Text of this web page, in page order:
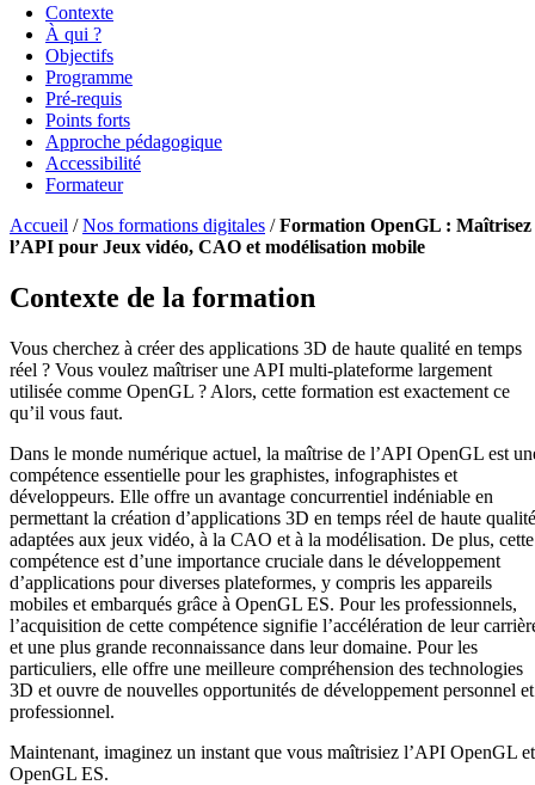
Contexte
À qui ?
Objectifs
Programme
Pré-requis
Points forts
Approche pédagogique
Accessibilité
Formateur
Accueil /Nos formations digitales /Formation OpenGL : Maîtrisez
l’API pour Jeux vidéo, CAO et modélisation mobile
Contexte de la formation
Vous cherchez à créer des applications 3D de haute qualité en temps
réel ? Vous voulez maîtriser une API multi-plateforme largement
utilisée comme OpenGL ? Alors, cette formation est exactement ce
qu’il vous faut.
Dans le monde numérique actuel, la maîtrise de l’API OpenGL est
compétence essentielle pour les graphistes, infographistes et
développeurs. Elle offre un avantage concurrentiel indéniable en
permettant la création d’applications 3D en temps réel de haute
adaptées aux jeux vidéo, à la CAO et à la modélisation. De plus, cette
compétence est d’une importance cruciale dans le développement
d’applications pour diverses plateformes, y compris les appareils
mobiles et embarqués grâce à OpenGL ES. Pour les professionnels,
l’acquisition de cette compétence signifie l’accélération de leur
et une plus grande reconnaissance dans leur domaine. Pour les
particuliers, elle offre une meilleure compréhension des technologies
3D et ouvre de nouvelles opportunités de développement personnel et
professionnel.
Maintenant, imaginez un instant que vous maîtrisiez l’API OpenGL et
OpenGL ES.